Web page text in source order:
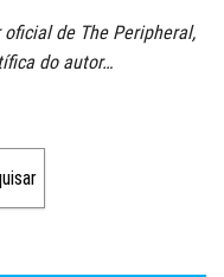
de The Peripheral,
do autor…